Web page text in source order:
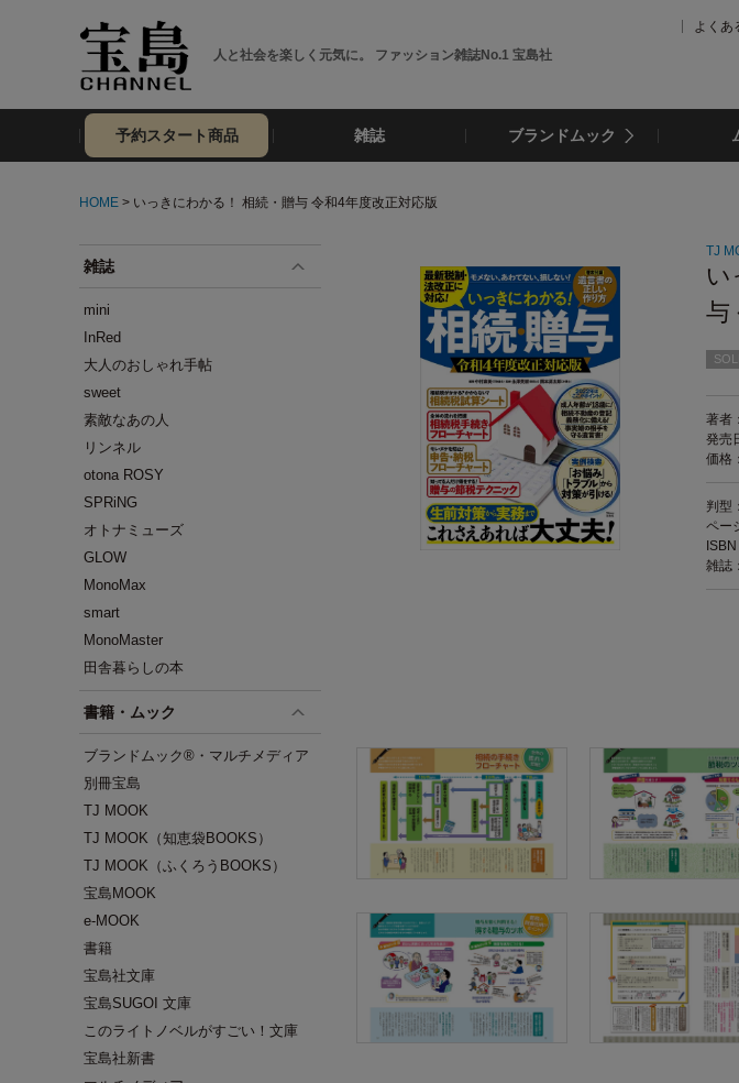
人と社会を楽しく元気に。 ファッション雑誌No.1 宝島社
よくあ
予約スタート商品 雑誌 ブランドムック
HOME > いっきにわかる！ 相続・贈与 令和4年度改正対応版
雑誌
mini
InRed
大人のおしゃれ手帖
sweet
素敵なあの人
リンネル
otona ROSY
SPRiNG
オトナミューズ
GLOW
MonoMax
smart
MonoMaster
田舎暮らしの本
書籍・ムック
ブランドムック®・マルチメディア
別冊宝島
TJ MOOK
TJ MOOK（知恵袋BOOKS）
TJ MOOK（ふくろうBOOKS）
宝島MOOK
e-MOOK
書籍
宝島社文庫
宝島SUGOI 文庫
このライトノベルがすごい！文庫
宝島社新書
TJ
い
与
著者
発売
価格
判型
ペー
雑誌